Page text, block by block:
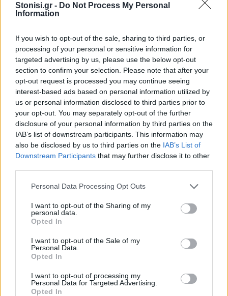
Stonisi.gr - Do Not Process My Personal
Information
If you wish to opt-out of the sale, sharing to third parties, or
processing of your personal or sensitive information for
targeted advertising by us, please use the below opt-out
section to confirm your selection. Please note that after your
opt-out request is processed you may continue seeing
interest-based ads based on personal information utilized by
us or personal information disclosed to third parties prior to
your opt-out. You may separately opt-out of the further
disclosure of your personal information by third parties on the
IAB’s list of downstream participants. This information may
also be disclosed by us to third parties on the IAB’s List of
Downstream Participants that may further disclose it to other
Personal Data Processing Opt Outs
I want to opt-out of the Sharing of my
personal data.
Opted In
I want to opt-out of the Sale of my
Personal Data.
Opted In
I want to opt-out of processing my
Personal Data for Targeted Advertising.
Opted In
μελέτη παιδιών δημοτικού
ΑΓΓΕΛΙΕΣ
Θέσεις εργασίας στη
Μεταφορική Καλλονής
Για πλήρη απασχόληση
ΑΓΓΕΛΙΕΣ
Θέση ψυχολόγου στην ΑμΚΕ
«Αγκαλιά»
Η θέση αφορά την παροχή
ψυχοκοινωνικής υποστήριξης στη
Ζητείται προσωπικό από την LC
Waikiki στη Μυτιλήνη
Η κορυφαία εταιρεία μόδας ζητά
νέους συνεργάτες για το
κατάστημα της